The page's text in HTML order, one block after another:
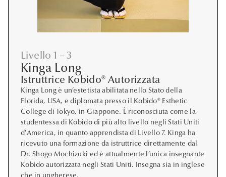
Livello 1 – 3
Kinga Long
Istruttrice Kobido® Autorizzata
Kinga Long è un’estetista abilitata nello Stato della
Florida, USA, e diplomata presso il Kobido® Esthetic
College di Tokyo, in Giappone. È riconosciuta come la
studentessa di Kobido di più alto livello negli Stati Uniti
d'America, in quanto apprendista di Livello 7. Kinga ha
ricevuto una formazione da istruttrice direttamente dal
Dr. Shogo Mochizuki ed è attualmente l’unica insegnante
Kobido autorizzata negli Stati Uniti. Insegna sia in inglese
che in ungherese.